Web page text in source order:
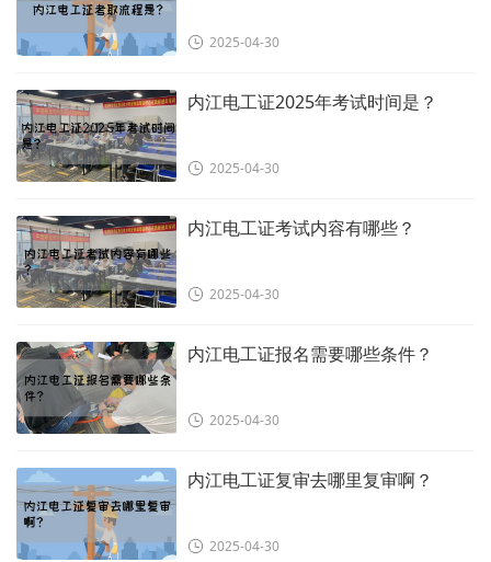
2025-04-30
内江电工证2025年考试时间是？
2025-04-30
内江电工证考试内容有哪些？
2025-04-30
内江电工证报名需要哪些条件？
2025-04-30
内江电工证复审去哪里复审啊？
2025-04-30